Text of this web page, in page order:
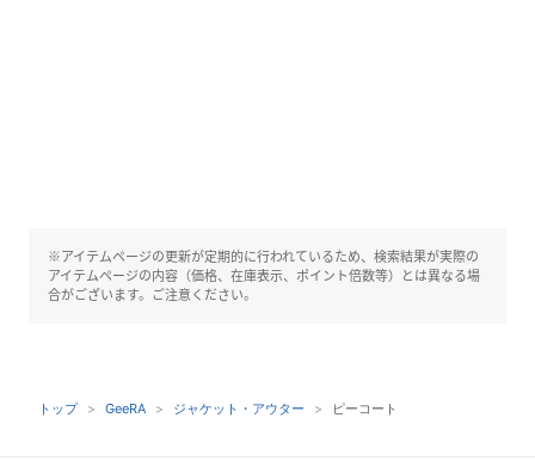
※アイテムページの更新が定期的に行われているため、検索結果が実際の
アイテムページの内容（価格、在庫表示、ポイント倍数等）とは異なる場
合がございます。ご注意ください。
トップ GeeRA ジャケット・アウター ピーコート